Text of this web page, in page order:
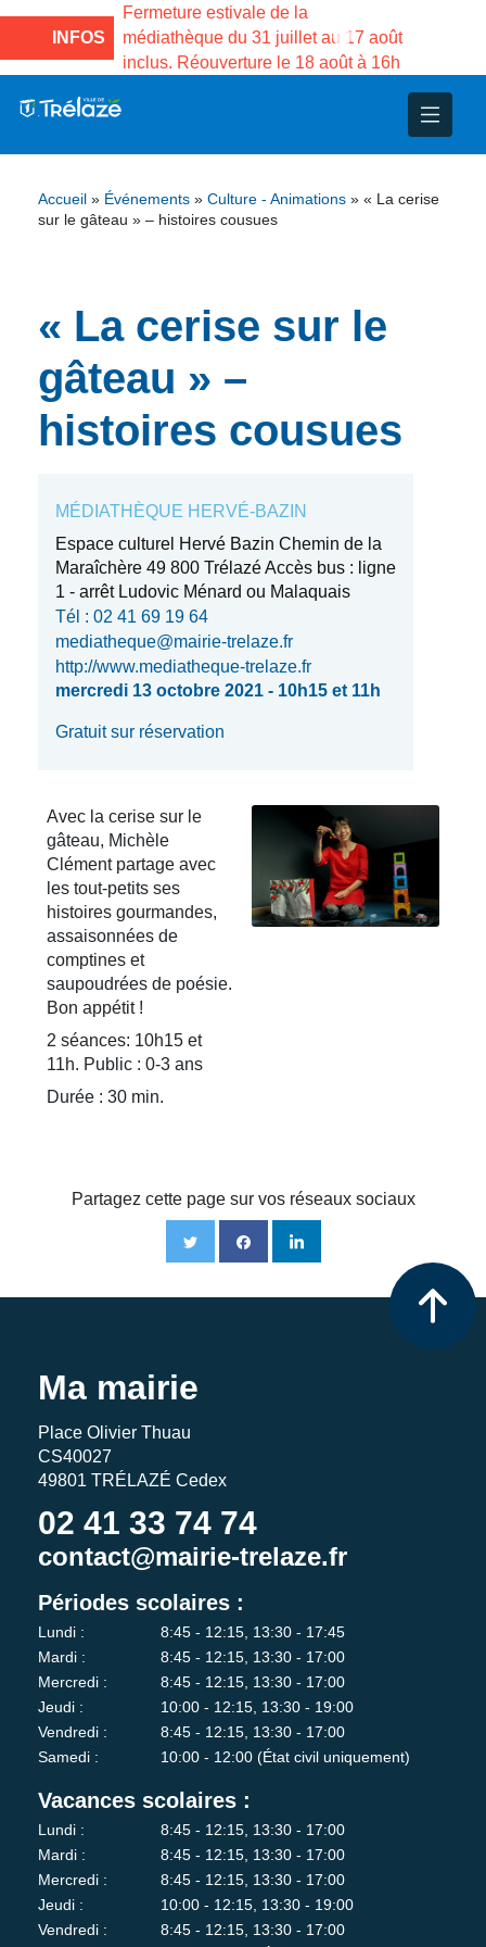
INFOS
la Maison des
de Gama du
Fermeture estivale de la
médiathèque du 31 juillet au 17 août
inclus. Réouverture le 18 août à 16h
et d’animations
Projets
– Jumelage
Accueil » Événements » Culture - Animations » « La cerise
sur le gâteau » – histoires cousues
« La cerise sur le
gâteau » –
histoires cousues
MÉDIATHÈQUE HERVÉ-BAZIN
Espace culturel Hervé Bazin Chemin de la
Maraîchère 49 800 Trélazé Accès bus : ligne
1 - arrêt Ludovic Ménard ou Malaquais
Tél : 02 41 69 19 64
mediatheque@mairie-trelaze.fr
http://www.mediatheque-trelaze.fr
mercredi 13 octobre 2021 - 10h15 et 11h
Gratuit sur réservation
Avec la cerise sur le
gâteau, Michèle
Clément partage avec
les tout-petits ses
histoires gourmandes,
assaisonnées de
comptines et
saupoudrées de poésie.
Bon appétit !
2 séances: 10h15 et
11h. Public : 0-3 ans
Durée : 30 min.
Partagez cette page sur vos réseaux sociaux
Ma mairie
Place Olivier Thuau
CS40027
49801 TRÉLAZÉ Cedex
02 41 33 74 74
contact@mairie-trelaze.fr
Périodes scolaires :
Lundi :
8:45 - 12:15, 13:30 - 17:45
Mardi :
8:45 - 12:15, 13:30 - 17:00
Mercredi :
8:45 - 12:15, 13:30 - 17:00
Jeudi :
10:00 - 12:15, 13:30 - 19:00
Vendredi :
8:45 - 12:15, 13:30 - 17:00
Samedi :
10:00 - 12:00 (État civil uniquement)
Vacances scolaires :
Lundi :
8:45 - 12:15, 13:30 - 17:00
Mardi :
8:45 - 12:15, 13:30 - 17:00
Mercredi :
8:45 - 12:15, 13:30 - 17:00
Jeudi :
10:00 - 12:15, 13:30 - 19:00
Vendredi :
8:45 - 12:15, 13:30 - 17:00